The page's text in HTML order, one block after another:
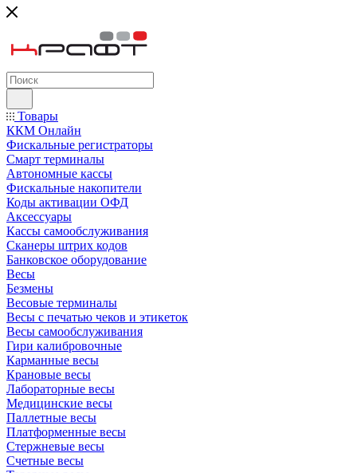
Товары
ККМ Онлайн
Фискальные регистраторы
Смарт терминалы
Автономные кассы
Фискальные накопители
Коды активации ОФД
Аксессуары
Кассы самообслуживания
Сканеры штрих кодов
Банковское оборудование
Весы
Безмены
Весовые терминалы
Весы с печатью чеков и этикеток
Весы самообслуживания
Гири калибровочные
Карманные весы
Крановые весы
Лабораторные весы
Медицинские весы
Паллетные весы
Платформенные весы
Стержневые весы
Счетные весы